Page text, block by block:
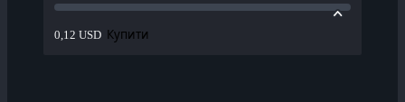
0,12 USD Купити